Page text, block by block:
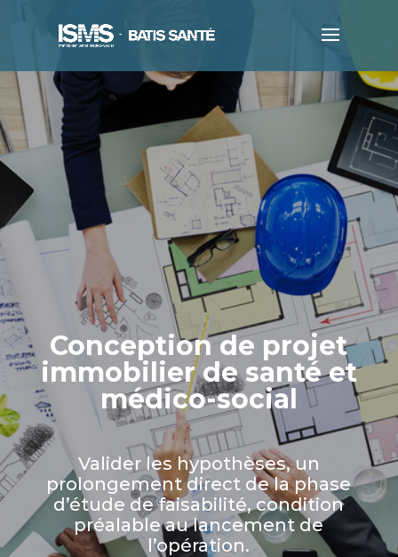
Conception de projet
immobilier de santé et
médico-social
Valider les hypothèses, un
prolongement direct de la phase
d’étude de faisabilité, condition
préalable au lancement de
l’opération.